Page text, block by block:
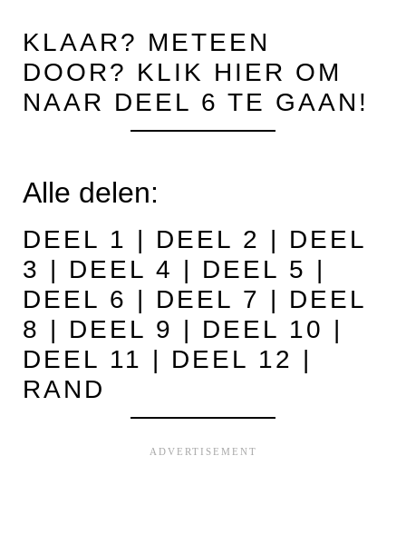
KLAAR? METEEN
DOOR? KLIK HIER OM
NAAR DEEL 6 TE GAAN!
Alle delen:
DEEL 1 DEEL 2
DEEL
3
DEEL 4 DEEL 5
DEEL 6
DEEL 7
DEEL
8
DEEL 9 DEEL 10
DEEL 11
DEEL 12
RAND